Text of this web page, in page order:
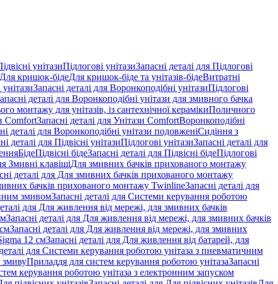
унітазиПідлогові унітазиЗапасні деталі для Підлогові
Для кришок-бідеДля кришок-біде та унітазів-бідеВитратні
Запасні деталі для Воронкоподібні унітазиПідлогові
деталі для Воронкоподібні унітази для змивного бачка
монтажу для унітазів, із сантехнічної керамікиПоличного
ComfortЗапасні деталі для Унітази ComfortВоронкоподібні
деталі для Воронкоподібні унітази подовженіСидіння з
деталі для Підвісні унітазиПідлогові унітазиЗапасні деталі для
БідеПідвісні бідеЗапасні деталі для Підвісні бідеПідлогові
Змивні клавішіДля змивних бачків прихованого монтажу
деталі для Для змивних бачків прихованого монтажу
бачків прихованого монтажу TwinlineЗапасні деталі для
змивомЗапасні деталі для Системи керування роботою
для Для живлення від мережі, для змивних бачків
Запасні деталі для Для живлення від мережі, для змивних бачків
Запасні деталі для Для живлення від мережі, для змивних
12 смЗапасні деталі для Для живлення від батарей, для
для Системи керування роботою унітаза з пневматичним
змивуПриладдя для систем керування роботою унітазаЗапасні
керування роботою унітаза з електронним запуском